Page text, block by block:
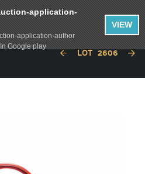
LOT 2606
application-
application-author
Google play
VIEW